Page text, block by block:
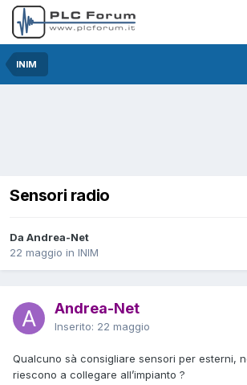
INIM
Sensori radio
Da Andrea-Net
22 maggio in INIM
Andrea-Net
Inserito: 22 maggio
Qualcuno sà consigliare sensori per esterni,
riescono a collegare all’impianto ?